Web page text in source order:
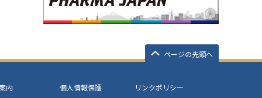
ページの先頭へ
内 個人情報保護
リンクポリシー